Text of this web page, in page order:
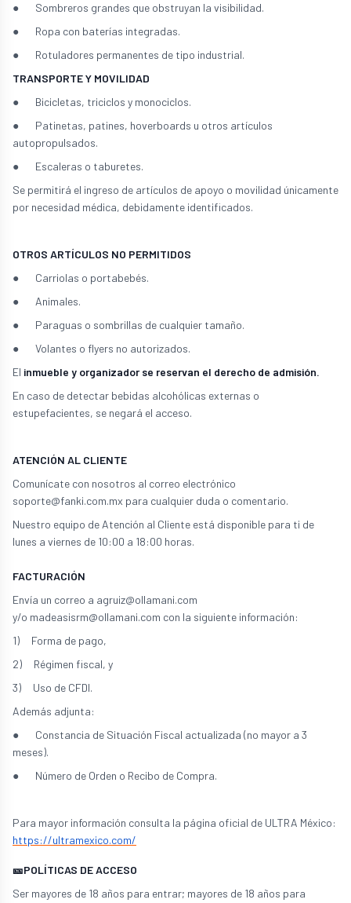
● Sombreros grandes que obstruyan la visibilidad.
● Ropa con baterías integradas.
● Rotuladores permanentes de tipo industrial.
TRANSPORTE Y MOVILIDAD
● Bicicletas, triciclos y monociclos.
● Patinetas, patines, hoverboards u otros artículos
autopropulsados.
● Escaleras o taburetes.
Se permitirá el ingreso de artículos de apoyo o movilidad únicamente
por necesidad médica, debidamente identificados.
OTROS ARTÍCULOS NO PERMITIDOS
● Carriolas o portabebés.
● Animales.
● Paraguas o sombrillas de cualquier tamaño.
● Volantes o flyers no autorizados.
El inmueble y organizador se reservan el derecho de admisión.
En caso de detectar bebidas alcohólicas externas o
estupefacientes, se negará el acceso.
ATENCIÓN AL CLIENTE
Comunícate con nosotros al correo electrónico
soporte@fanki.com.mx para cualquier duda o comentario.
Nuestro equipo de Atención al Cliente está disponible para ti de
lunes a viernes de 10:00 a 18:00 horas.
FACTURACIÓN
Envía un correo a agruiz@ollamani.com
y/o madeasisrm@ollamani.com con la siguiente información:
1) Forma de pago,
2) Régimen fiscal, y
3) Uso de CFDI.
Además adjunta:
● Constancia de Situación Fiscal actualizada (no mayor a 3
meses).
● Número de Orden o Recibo de Compra.
Para mayor información consulta la página oficial de ULTRA México:
https://ultramexico.com/
🎫POLÍTICAS DE ACCESO
Ser mayores de 18 años para entrar; mayores de 18 años para